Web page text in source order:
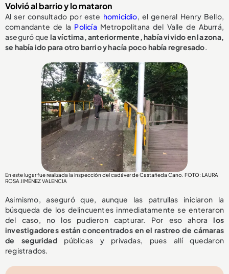
Volvió al barrio y lo mataron
Al ser consultado por este homicidio, el general Henry Bello,
comandante de la Policía Metropolitana del Valle de Aburrá,
aseguró que la víctima, anteriormente, había vivido en la zona,
se había ido para otro barrio y hacía poco había regresado.
En este lugar fue realizada la inspección del cadáver de Castañeda Cano. FOTO: LAURA
ROSA JIMÉNEZ VALENCIA
Asimismo, aseguró que, aunque las patrullas iniciaron la
búsqueda de los delincuentes inmediatamente se enteraron
del caso, no los pudieron capturar. Por eso ahoralos
investigadores están concentrados en el rastreo de cámaras
de seguridad públicas y privadas, pues allí quedaron
registrados.